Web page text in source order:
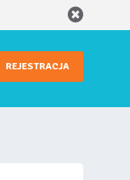
REJESTRACJA